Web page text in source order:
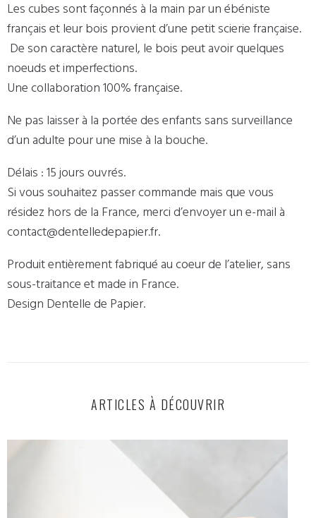
Les cubes sont façonnés à la main par un ébéniste
français et leur bois provient d’une petit scierie française.
De son caractère naturel, le bois peut avoir quelques
noeuds et imperfections.
Une collaboration 100% française.
Ne pas laisser à la portée des enfants sans surveillance
d’un adulte pour une mise à la bouche.
Délais : 15 jours ouvrés.
Si vous souhaitez passer commande mais que vous
résidez hors de la France, merci d’envoyer un e-mail à
contact@dentelledepapier.fr.
Produit entièrement fabriqué au coeur de l’atelier, sans
sous-traitance et made in France.
Design Dentelle de Papier.
ARTICLES À DÉCOUVRIR